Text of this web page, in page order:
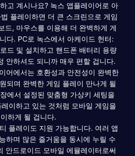
고 계시나요? 녹스 앱플레이어로 아
플레이하면 더 큰 스크린으로 게임
드, 마우스를 이용해 더 완벽하게 게
다. PC로 녹스에서 아케이드 헌터:
드 및 설치하고 핸드폰 배터리 용량
안하셔도 되니까 매우 편할 겁니다.
어에서는 호환성과 안전성이 완벽한
되며 완벽한 게임 플레이 만나게 될
에서 설정된 맞춤형 가상키 세팅을
이하고 있는 것처럼 모바일 게임을
하게 될 겁니다.
플레이도 지원 가능합니다. 여러 앱
하며 많은 즐거움을 동시에 누릴 수
안드로이드 모바일 에뮬레이터로써